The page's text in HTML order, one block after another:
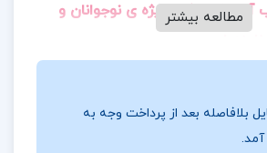
احکام ویژه ی نوجوانان و
ویژه نوجوانان و جوانان» تألیف سید
جمهوری اسلامی ایران، منبعی جامع و
نسل جوان با احکام دینی و مسائل
مطالعه بیشتر
بلافاصله بعد از پرداخت وجه به